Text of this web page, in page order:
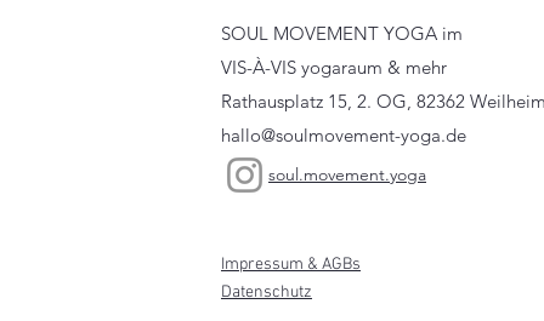
SOUL MOVEMENT YOGA im
VIS-À-VIS yogaraum & mehr
Rathausplatz 15, 2. OG, 82362
hallo@soulmovement-yoga.de
soul.movement.yoga
Impressum & AGBs
Datenschutz